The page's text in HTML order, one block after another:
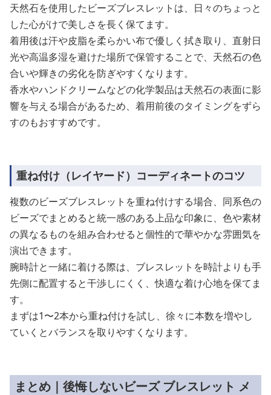
天然石を使用したビーズブレスレットは、日々のちょっと
した心がけで美しさを長く保てます。
着用後は汗や皮脂を柔らかい布で優しく拭き取り、直射日
光や高温多湿を避けた場所で保管することで、天然石の色
合いや輝きの劣化を防ぎやすくなります。
香水やハンドクリームなどの化学製品は天然石の表面に影
響を与える場合があるため、着用前後のタイミングをずら
すのもおすすめです。
重ね付け（レイヤード）コーディネートのコツ
複数のビーズブレスレットを重ね付けする場合、同系色の
ビーズでまとめると統一感のある上品な印象に、色や素材
の異なるものを組み合わせると個性的で華やかな雰囲気を
演出できます。
腕時計と一緒に着ける際は、ブレスレットを時計よりも手
先側に配置すると干渉しにくく、快適な着け心地を保てま
す。
まずは1〜2本から重ね付けを試し、徐々に本数を増やし
ていくとバランスを取りやすくなります。
まとめ｜後悔しないビーズ ブレスレット メ